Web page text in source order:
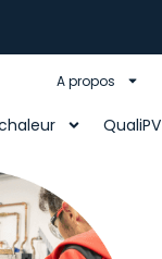
A propos
QualiPV